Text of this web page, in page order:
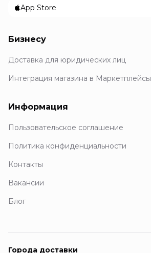
App Store
Бизнесу
Доставка для юридических лиц
Интеграция магазина в Маркетплейсы
Информация
Пользовательское соглашение
Политика конфиденциальности
Контакты
Вакансии
Блог
Города доставки